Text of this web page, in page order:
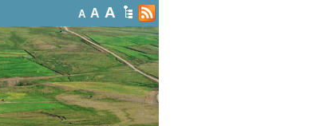
A A A